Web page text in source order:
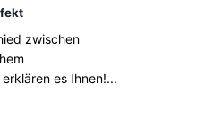
zwischen
erklären es Ihnen!...